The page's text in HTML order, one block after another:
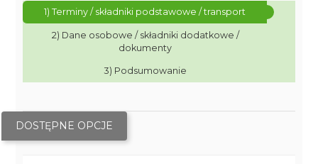
1) Terminy / składniki podstawowe / transport
2) Dane osobowe / składniki dodatkowe /
dokumenty
3) Podsumowanie
DOSTĘPNE OPCJE